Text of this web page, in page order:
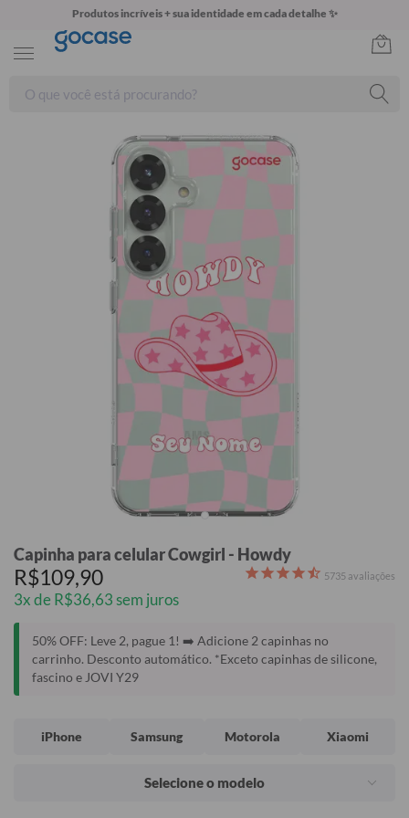
Produtos incríveis + sua identidade em cada detalhe ✨
Capinha para celular Cowgirl - Howdy
R$109,90
3x de R$36,63 sem juros
5735 avaliações
50% OFF: Leve 2, pague 1! ➡️ Adicione 2 capinhas no
carrinho. Desconto automático. *Exceto capinhas de silicone,
fascino e JOVI Y29
iPhone Samsung Motorola Xiaomi
Selecione o modelo